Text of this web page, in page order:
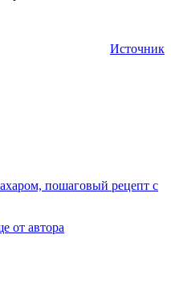
Источник
пошаговый рецепт с
от автора